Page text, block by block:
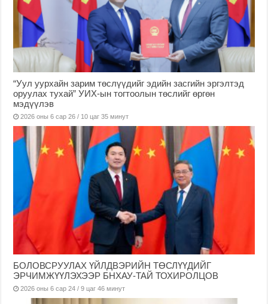
“Уул уурхайн зарим төслүүдийг эдийн засгийн эргэлтэд
оруулах тухай” УИХ-ын тогтоолын төслийг өргөн
мэдүүлэв
2026 оны 6 сар 26 / 10 цаг 35 минут
БОЛОВСРУУЛАХ ҮЙЛДВЭРИЙН ТӨСЛҮҮДИЙГ
ЭРЧИМЖҮҮЛЭХЭЭР БНХАУ-ТАЙ ТОХИРОЛЦОВ
2026 оны 6 сар 24 / 9 цаг 46 минут